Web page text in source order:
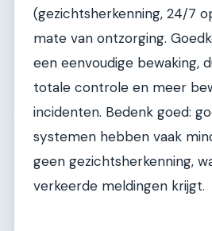
(gezichtsherkenning, 24/7
mate van ontzorging.
een eenvoudige bewaking,
totale controle en meer
incidenten. Bedenk goed:
systemen hebben vaak
geen gezichtsherkenning,
verkeerde meldingen krijgt.